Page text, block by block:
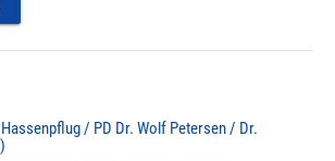
/ PD Dr. Wolf Petersen / Dr.